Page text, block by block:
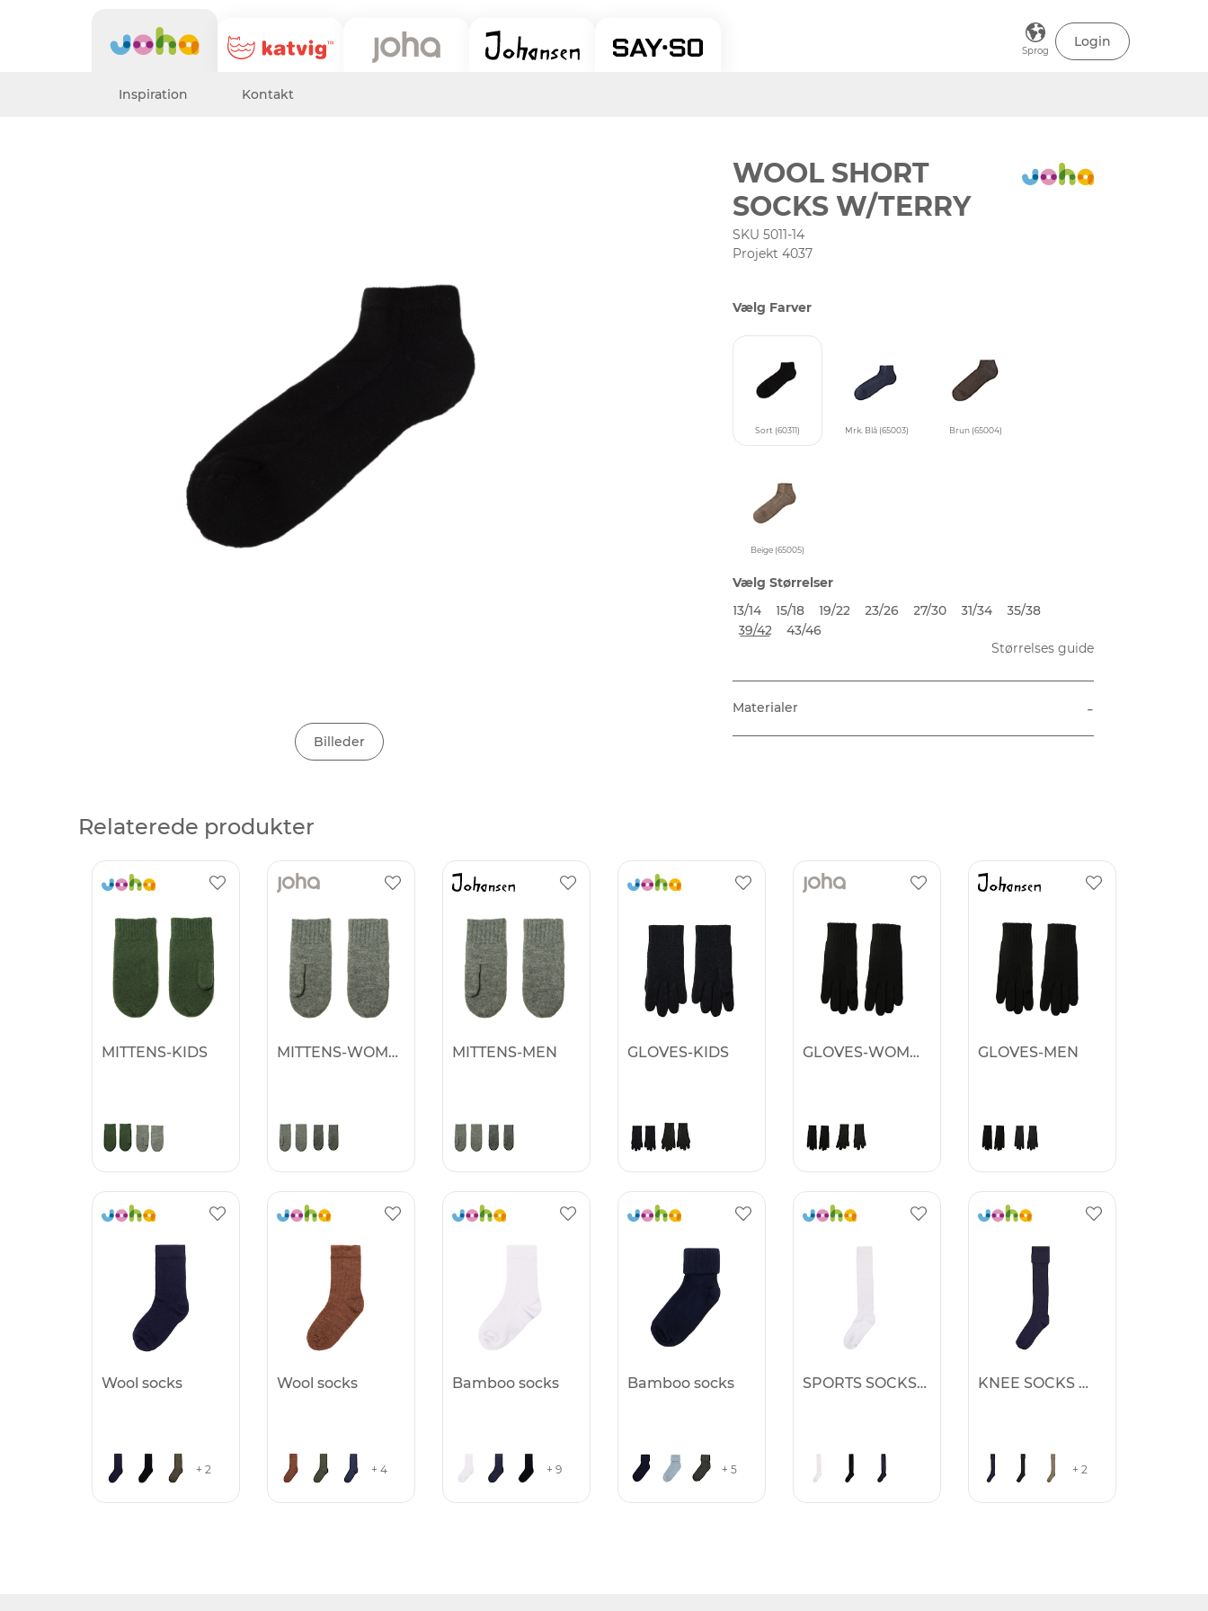
Sprog
Login
Inspiration Kontakt
Billeder
WOOL SHORT
SOCKS W/TERRY
SKU 5011-14
Projekt 4037
Vælg Farver
Sort (60311) Mrk. Blå (65003) Brun (65004)
Beige (65005)
Vælg Størrelser
13/14
15/18 19/22 23/26 27/30 31/34
35/38
39/42
43/46
Størrelses guide
Materialer -
Relaterede produkter
MITTENS-KIDS MITTENS-WOMEN MITTENS-MEN GLOVES-KIDS GLOVES-WOMEN GLOVES-MEN
Wool socks
+ 2
Wool socks
+ 4
Bamboo socks
+ 9
Bamboo socks
+ 5
SPORTS SOCKS WOOL KNEE SOCKS WOOL
+ 2